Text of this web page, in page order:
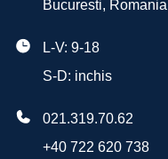
Bucuresti, Romania
L-V: 9-18
S-D: inchis
021.319.70.62
+40 722 620 738